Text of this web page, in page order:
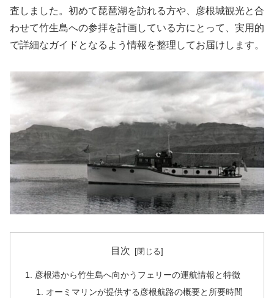
査しました。初めて琵琶湖を訪れる方や、彦根城観光と合
わせて竹生島への参拝を計画している方にとって、実用的
で詳細なガイドとなるよう情報を整理してお届けします。
目次
彦根港から竹生島へ向かうフェリーの運航情報と特徴
オーミマリンが提供する彦根航路の概要と所要時間